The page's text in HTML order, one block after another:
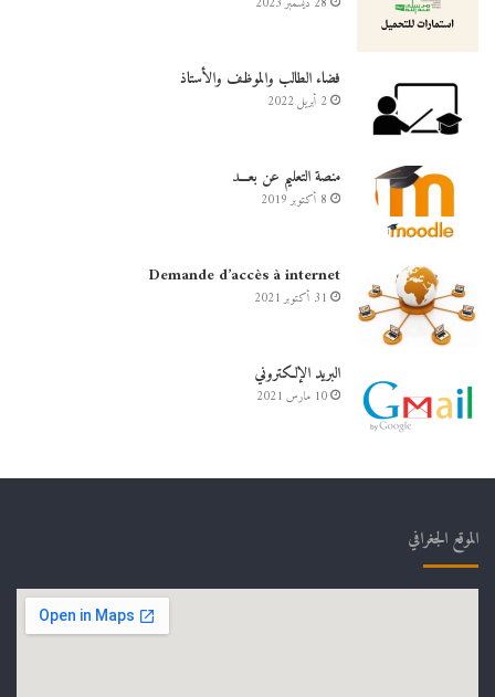
28 ديسمبر 2023
فضاء الطالب والموظف والأستاذ
2 أبريل 2022
منصة التعليم عن بعـــد
8 أكتوبر 2019
Demande d’accès à internet
31 أكتوبر 2021
البريد الإلكتروني
10 مارس 2021
الموقع الجغرافي